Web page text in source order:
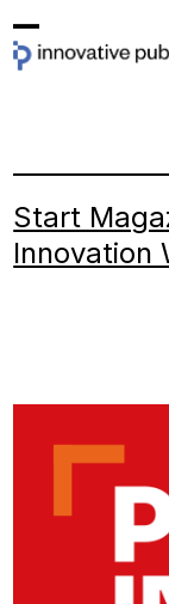
toOpen
Close
Start
Innovation